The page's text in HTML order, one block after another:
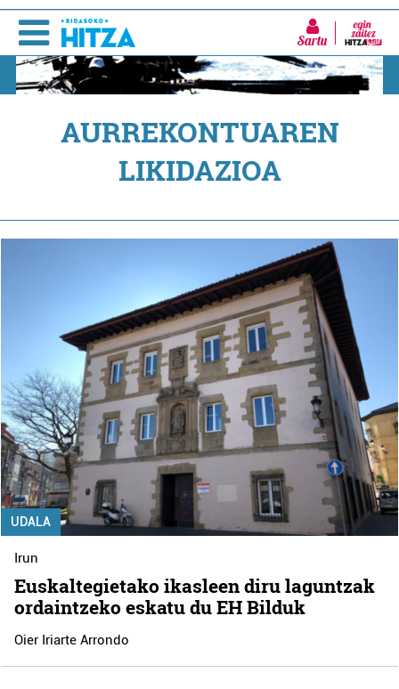
Sartu
AURREKONTUAREN
LIKIDAZIOA
UDALA
Irun
Euskaltegietako ikasleen diru laguntzak
ordaintzeko eskatu du EH Bilduk
Oier Iriarte Arrondo